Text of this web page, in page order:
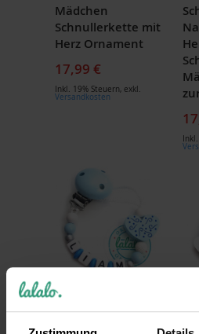
Mädchen
Schnullerkette mit
Herz Ornament
17,99 €
Inkl. 19% Steuern, exkl.
Versandkosten
Schnullerkette mit
Herz Ornament,
Hellblau